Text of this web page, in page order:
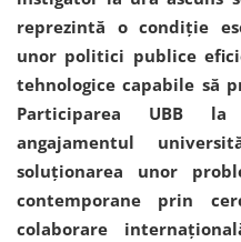
reprezintă o condiție
unor politici publice
tehnologice capabile să
Participarea UBB
angajamentul
soluționarea unor
contemporane prin
colaborare